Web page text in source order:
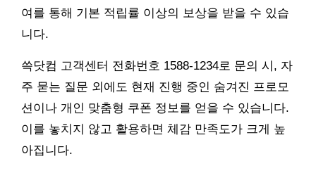
여를 통해 기본 적립률 이상의 보상을 받을 수 있습
니다.
쓱닷컴 고객센터 전화번호 1588-1234로 문의 시, 자
주 묻는 질문 외에도 현재 진행 중인 숨겨진 프로모
션이나 개인 맞춤형 쿠폰 정보를 얻을 수 있습니다.
이를 놓치지 않고 활용하면 체감 만족도가 크게 높
아집니다.